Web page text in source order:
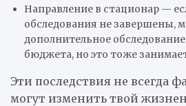
Направление в стационар —
обследования не завершены,
дополнительное
бюджета, но это тоже
Эти последствия не всегда
могут изменить твой